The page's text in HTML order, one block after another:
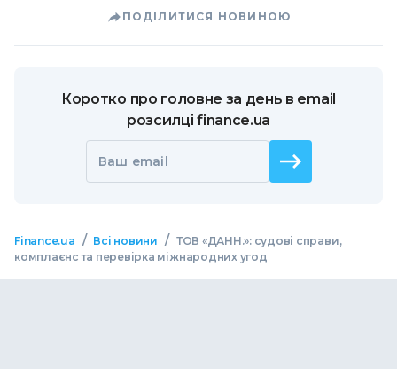
ПОДІЛИТИСЯ НОВИНОЮ
Коротко про головне за день в email
розсилці finance.ua
Ваш email
Finance.ua / Всі новини / ТОВ «ДАНН.»: судові справи,
комплаєнс та перевірка міжнародних угод